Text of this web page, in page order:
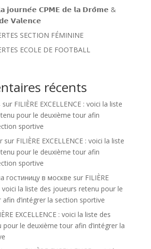
𝗷𝗼𝘂𝗿𝗻𝗲́𝗲 𝗖𝗣𝗠𝗘 𝗱𝗲 𝗹𝗮 𝗗𝗿𝗼̂𝗺𝗲 &
𝗩𝗮𝗹𝗲𝗻𝗰𝗲
SECTION FÉMININE
ECOLE DE FOOTBALL
récents
sur FILIÈRE EXCELLENCE : voici la liste
pour le deuxième tour afin
sportive
sur FILIÈRE EXCELLENCE : voici la liste
pour le deuxième tour afin
sportive
гостиницу в москве sur FILIÈRE
: voici la liste des joueurs retenu pour le
d’intégrer la section sportive
EXCELLENCE : voici la liste des
le deuxième tour afin d’intégrer la